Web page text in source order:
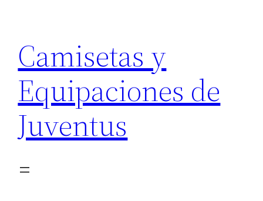
contenido
Camisetas y
Equipaciones de
Juventus